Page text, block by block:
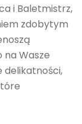
i Baletmistrz,
zdobytym
Wasze
delikatności,